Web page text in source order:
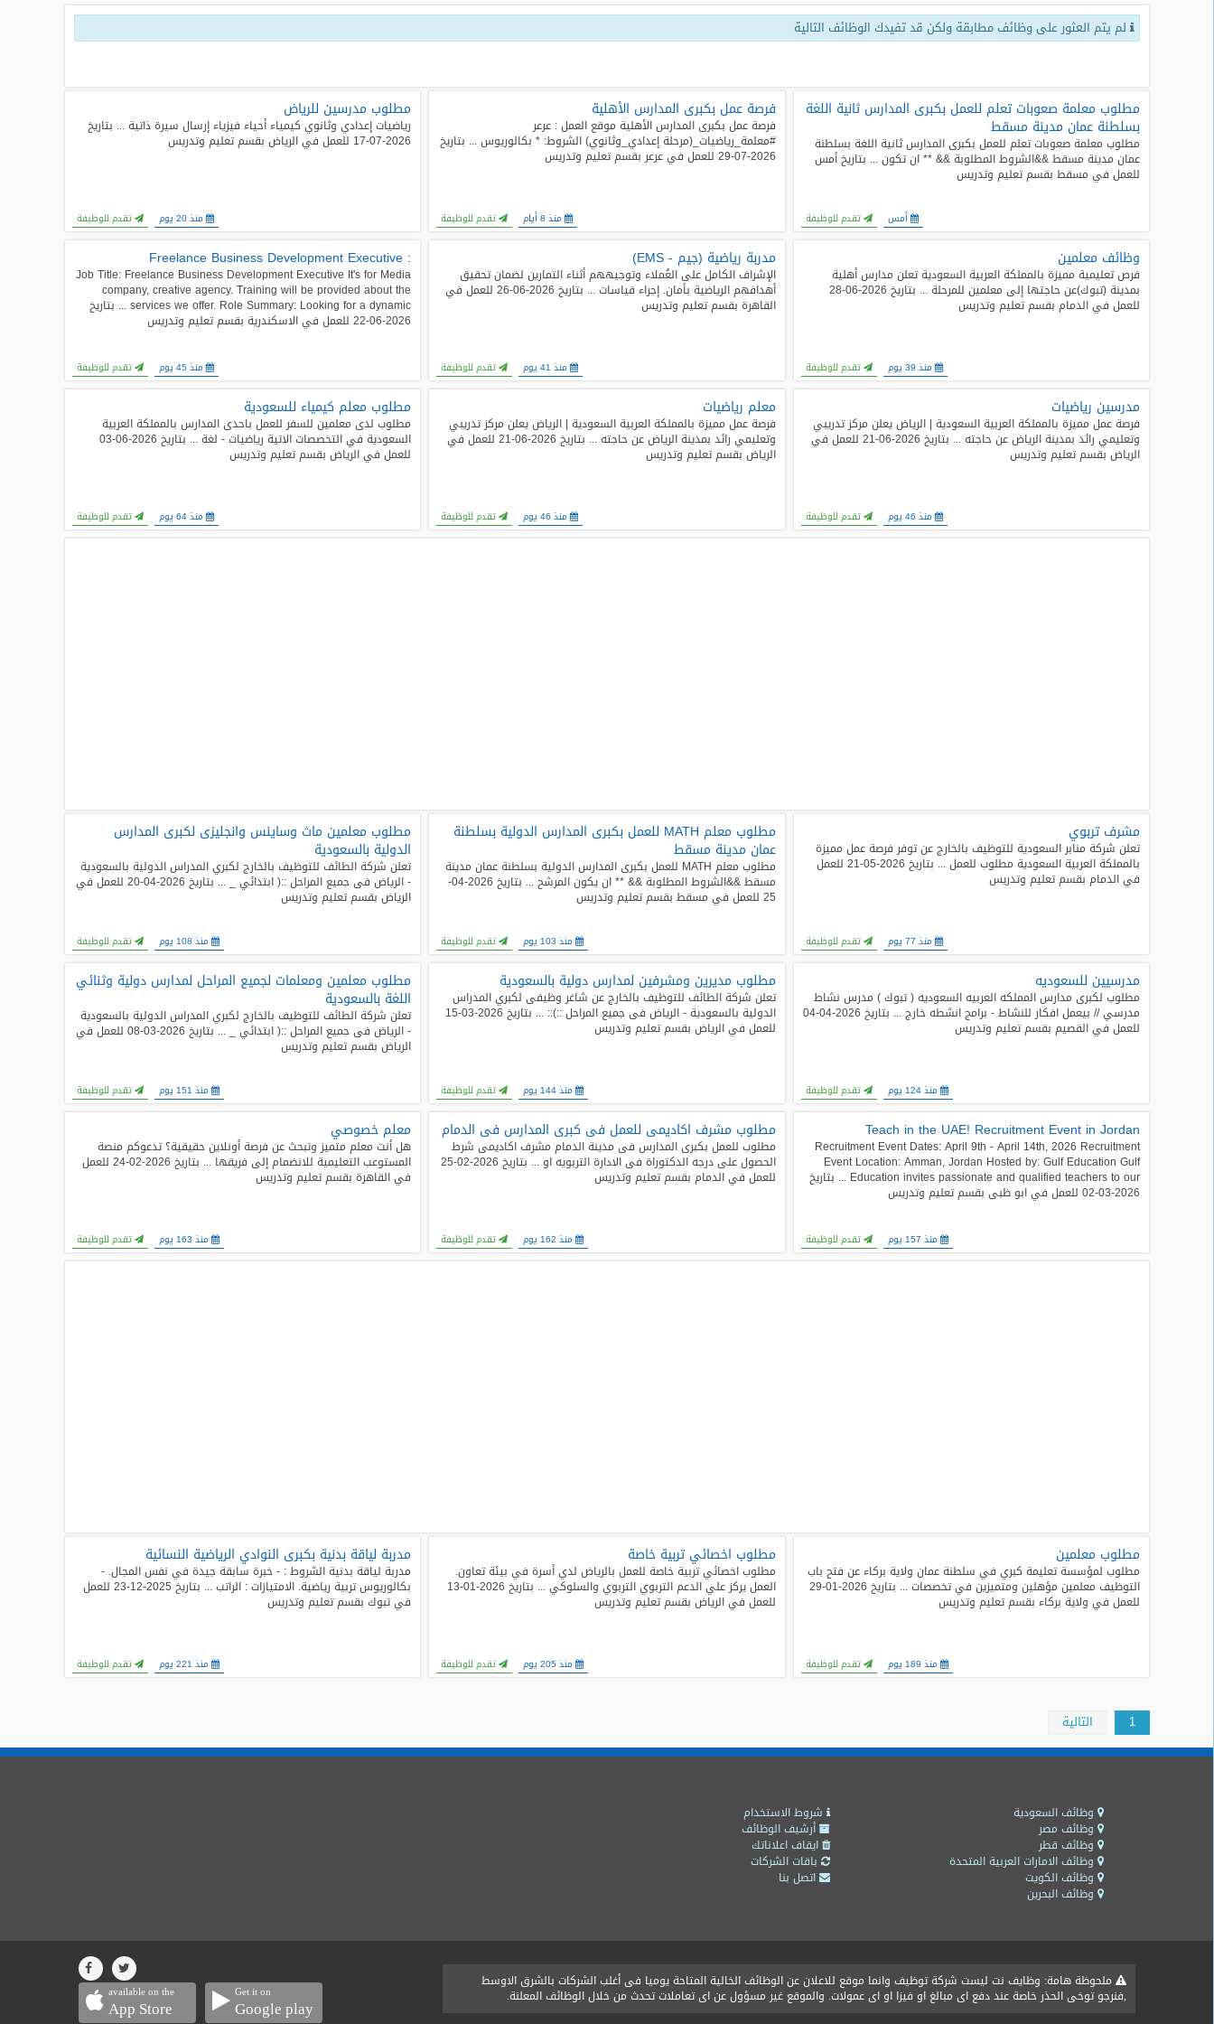
الوظائف
حكومية
المدونة
لم يتم العثور على وظائف مطابقة ولكن قد تفيدك الوظائف التالية
مطلوب معلمة صعوبات تعلم للعمل بكبرى المدارس ثانية اللغة
بسلطنة عمان مدينة مسقط
مطلوب معلمة صعوبات تعلم للعمل بكبرى المدارس ثانية اللغة بسلطنة
عمان مدينة مسقط &&الشروط المطلوبة && ** ان تكون ... بتاريخ أمس
للعمل في مسقط بقسم تعليم وتدريس
أمس تقدم للوظيفة
فرصة عمل بكبرى المدارس الأهلية
فرصة عمل بكبرى المدارس الأهلية موقع العمل : عرعر
#معلمة_رياضيات_(مرحلة إعدادي_وثانوي) الشروط: * بكالوريوس ... بتاريخ
2026-07-29 للعمل في عرعر بقسم تعليم وتدريس
منذ 8 أيام تقدم للوظيفة
مطلوب مدرسين للرياض
رياضيات إعدادي وثانوي كيمياء أحياء فيزياء إرسال سيرة ذاتية ... بتاريخ
2026-07-17 للعمل في الرياض بقسم تعليم وتدريس
منذ 20 يوم تقدم للوظيفة
وظائف معلمين
فرص تعليمية مميزة بالمملكة العربية السعودية تعلن مدارس أهلية
بمدينة (تبوك)عن حاجتها إلى معلمين للمرحلة ... بتاريخ 2026-06-28
للعمل في الدمام بقسم تعليم وتدريس
منذ 39 يوم تقدم للوظيفة
مدربة رياضية (جيم - EMS)
الإشراف الكامل على العُملاء وتوجيههم أثناء التمارين لضمان تحقيق
أهدافهم الرياضية بأمان. إجراء قياسات ... بتاريخ 2026-06-26 للعمل في
القاهرة بقسم تعليم وتدريس
منذ 41 يوم تقدم للوظيفة
: Freelance Business Development Executive
Job Title: Freelance Business Development Executive It's for Media
company, creative agency. Training will be provided about the
services we offer. Role Summary: Looking for a dynamic ... بتاريخ
2026-06-22 للعمل في الاسكندرية بقسم تعليم وتدريس
منذ 45 يوم تقدم للوظيفة
مدرسين رياضيات
فرصة عمل مميزة بالمملكة العربية السعودية | الرياض يعلن مركز تدريبي
وتعليمي رائد بمدينة الرياض عن حاجته ... بتاريخ 2026-06-21 للعمل في
الرياض بقسم تعليم وتدريس
منذ 46 يوم تقدم للوظيفة
معلم رياضيات
فرصة عمل مميزة بالمملكة العربية السعودية | الرياض يعلن مركز تدريبي
وتعليمي رائد بمدينة الرياض عن حاجته ... بتاريخ 2026-06-21 للعمل في
الرياض بقسم تعليم وتدريس
منذ 46 يوم تقدم للوظيفة
مطلوب معلم كيمياء للسعودية
مطلوب لدى معلمين للسفر للعمل باحدى المدارس بالمملكة العربية
السعودية في التخصصات الاتية رياضيات - لغة ... بتاريخ 2026-06-03
للعمل في الرياض بقسم تعليم وتدريس
منذ 64 يوم تقدم للوظيفة
مشرف تربوي
تعلن شركة منابر السعودية للتوظيف بالخارج عن توفر فرصة عمل مميزة
بالمملكة العربية السعودية مطلوب للعمل ... بتاريخ 2026-05-21 للعمل
في الدمام بقسم تعليم وتدريس
منذ 77 يوم تقدم للوظيفة
مطلوب معلم MATH للعمل بكبرى المدارس الدولية بسلطنة
عمان مدينة مسقط
مطلوب معلم MATH للعمل بكبرى المدارس الدولية بسلطنة عمان مدينة
مسقط &&الشروط المطلوبة && ** ان يكون المرشح ... بتاريخ 2026-04-
25 للعمل في مسقط بقسم تعليم وتدريس
منذ 103 يوم تقدم للوظيفة
مطلوب معلمين ماث وساينس وانجليزى لكبرى المدارس
الدولية بالسعودية
تعلن شركة الطائف للتوظيف بالخارج لكبري المدراس الدولية بالسعودية
- الرياض فى جميع المراحل ::( ابتدائي _ ... بتاريخ 2026-04-20 للعمل في
الرياض بقسم تعليم وتدريس
منذ 108 يوم تقدم للوظيفة
مدرسيين للسعوديه
مطلوب لكبرى مدارس المملكه العربيه السعوديه ( تبوك ) مدرس نشاط
مدرسي // بيعمل افكار للنشاط - برامج انشطه خارج ... بتاريخ 2026-04-04
للعمل في القصيم بقسم تعليم وتدريس
منذ 124 يوم تقدم للوظيفة
مطلوب مديرين ومشرفين لمدارس دولية بالسعودية
تعلن شركة الطائف للتوظيف بالخارج عن شاغر وظيفى لكبري المدراس
الدولية بالسعودية - الرياض فى جميع المراحل ::):: ... بتاريخ 2026-03-15
للعمل في الرياض بقسم تعليم وتدريس
منذ 144 يوم تقدم للوظيفة
مطلوب معلمين ومعلمات لجميع المراحل لمدارس دولية وثنائي
اللغة بالسعودية
تعلن شركة الطائف للتوظيف بالخارج لكبري المدراس الدولية بالسعودية
- الرياض فى جميع المراحل ::( ابتدائي _ ... بتاريخ 2026-03-08 للعمل في
الرياض بقسم تعليم وتدريس
منذ 151 يوم تقدم للوظيفة
Teach in the UAE! Recruitment Event in Jordan
Recruitment Event Dates: April 9th - April 14th, 2026 Recruitment
Event Location: Amman, Jordan Hosted by: Gulf Education Gulf
Education invites passionate and qualified teachers to our ... بتاريخ
2026-03-02 للعمل في ابو ظبى بقسم تعليم وتدريس
منذ 157 يوم تقدم للوظيفة
مطلوب مشرف اكاديمى للعمل فى كبرى المدارس فى الدمام
مطلوب للعمل بكبرى المدارس فى مدينة الدمام مشرف اكاديمى شرط
الحصول على درجه الدكتوراة فى الادارة التربويه او ... بتاريخ 2026-02-25
للعمل في الدمام بقسم تعليم وتدريس
منذ 162 يوم تقدم للوظيفة
معلم خصوصي
هل أنت معلم متميز وتبحث عن فرصة أونلاين حقيقية؟ تدعوكم منصة
المستوعب التعليمية للانضمام إلى فريقها ... بتاريخ 2026-02-24 للعمل
في القاهرة بقسم تعليم وتدريس
منذ 163 يوم تقدم للوظيفة
مطلوب معلمين
مطلوب لمؤسسة تعليمة كبري في سلطنة عمان ولاية بركاء عن فتح باب
التوظيف معلمين مؤهلين ومتميزين في تخصصات ... بتاريخ 2026-01-29
للعمل في ولاية بركاء بقسم تعليم وتدريس
منذ 189 يوم تقدم للوظيفة
مطلوب اخصائي تربية خاصة
مطلوب اخصائي تربية خاصة للعمل بالرياض لدي أسرة في بيئة تعاون.
العمل يركز علي الدعم التربوي التربوي والسلوكي ... بتاريخ 2026-01-13
للعمل في الرياض بقسم تعليم وتدريس
منذ 205 يوم تقدم للوظيفة
مدربة لياقة بدنية بكبرى النوادي الرياضية النسائية
مدربة لياقة بدنية الشروط : - خبرة سابقة جيدة في نفس المجال. -
بكالوريوس تربية رياضية. الامتيازات : الراتب ... بتاريخ 2025-12-23 للعمل
في تبوك بقسم تعليم وتدريس
منذ 221 يوم تقدم للوظيفة
1 التالية
وظائف السعودية
وظائف مصر
وظائف قطر
وظائف الامارات العربية المتحدة
وظائف الكويت
وظائف البحرين
شروط الاستخدام
أرشيف الوظائف
ايقاف اعلاناتك
باقات الشركات
اتصل بنا
ملحوظة هامة: وظايف نت ليست شركة توظيف وانما موقع للاعلان عن الوظائف الخالية المتاحة يوميا فى أغلب الشركات بالشرق الاوسط
,فنرجو توخى الحذر خاصة عند دفع اى مبالغ او فيزا او اى عمولات. والموقع غير مسؤول عن اى تعاملات تحدث من خلال الوظائف المعلنة. available on the
App Store
Get it on
Google play